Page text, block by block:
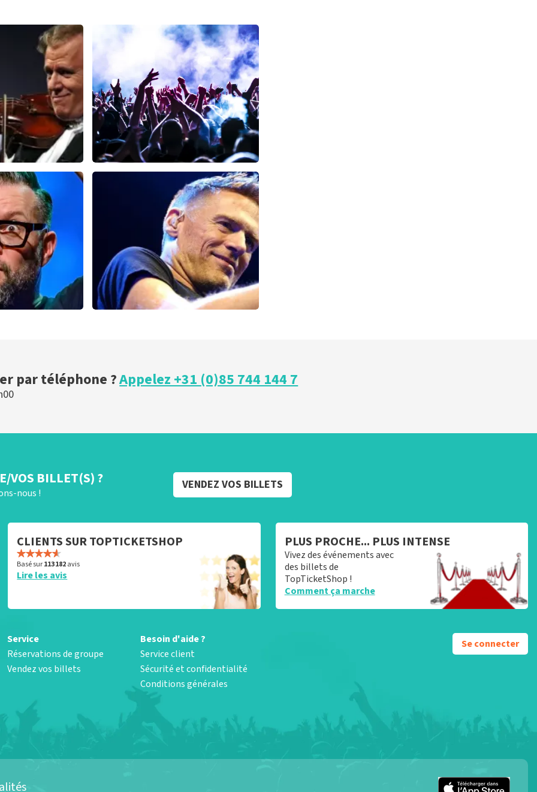
30 minutes
Megadeth
dernières 30 minutes
COMMANDER MAINTENANT
par téléphone ?Appelez +31 (0)85 744 144 7
VOS BILLET(S) ?
nous !
VENDEZ VOS BILLETS
CLIENTS SUR TOPTICKETSHOP
Basé sur113 182avis
Lire les avis
PLUS PROCHE... PLUS INTENSE
Vivez des événements avec
des billets de
TopTicketShop !
Comment ça marche
Service
Réservations de groupe
Vendez vos billets
Besoin d'aide ?
Service client
Sécurité et confidentialité
Conditions générales
Se connecter